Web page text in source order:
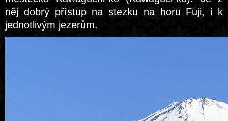
něj dobrý přístup na stezku na horu Fuji, i k
jednotlivým jezerům.